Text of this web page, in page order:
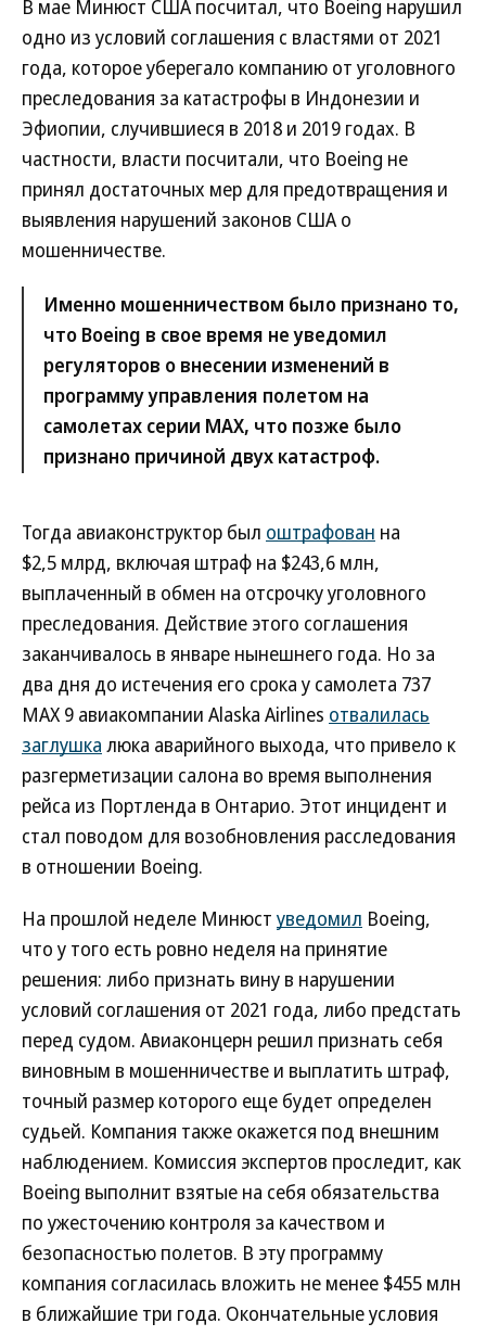
В мае Минюст США посчитал, что Boeing нарушил
одно из условий соглашения с властями от 2021
года, которое уберегало компанию от уголовного
преследования за катастрофы в Индонезии и
Эфиопии, случившиеся в 2018 и 2019 годах. В
частности, власти посчитали, что Boeing не
принял достаточных мер для предотвращения и
выявления нарушений законов США о
мошенничестве.
Именно мошенничеством было признано то,
что Boeing в свое время не уведомил
регуляторов о внесении изменений в
программу управления полетом на
самолетах серии MAX, что позже было
признано причиной двух катастроф.
Тогда авиаконструктор был оштрафован на
$2,5 млрд, включая штраф на $243,6 млн,
выплаченный в обмен на отсрочку уголовного
преследования. Действие этого соглашения
заканчивалось в январе нынешнего года. Но за
два дня до истечения его срока у самолета 737
MAX 9 авиакомпании Alaska Airlines отвалилась
заглушка люка аварийного выхода, что привело к
разгерметизации салона во время выполнения
рейса из Портленда в Онтарио. Этот инцидент и
стал поводом для возобновления расследования
в отношении Boeing.
На прошлой неделе Минюст уведомил Boeing,
что у того есть ровно неделя на принятие
решения: либо признать вину в нарушении
условий соглашения от 2021 года, либо предстать
перед судом. Авиаконцерн решил признать себя
виновным в мошенничестве и выплатить штраф,
точный размер которого еще будет определен
судьей. Компания также окажется под внешним
наблюдением. Комиссия экспертов проследит, как
Boeing выполнит взятые на себя обязательства
по ужесточению контроля за качеством и
безопасностью полетов. В эту программу
компания согласилась вложить не менее $455 млн
в ближайшие три года. Окончательные условия